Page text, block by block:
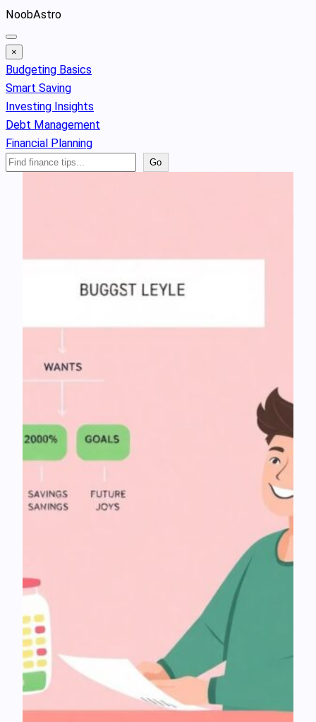
Skip
to
content
NoobAstro
×
Budgeting Basics
Smart Saving
Investing Insights
Debt Management
Financial Planning
Search
Go